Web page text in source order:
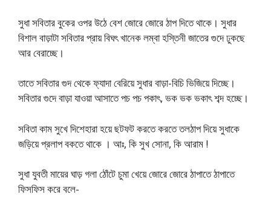
সুধা সবিতার বুকের ওপর উঠে বেশ জোরে জোরে ঠাপ দিতে থাকে। সুধার
বিশাল বাড়াটা সবিতার প্রায় বিঘৎ খানেক লম্বা হস্তিনী জাতের গুদে ঢুকছে
আর বেরাচ্ছে।
তাতে সবিতার গুদ থেকে ফ্যাদা বেরিয়ে সুধার বাড়া-বিচি ভিজিয়ে দিচ্ছে।
সবিতার গুদে বাড়া যাওয়া আসাতে পচ পচ পকাৎ, ভক ভক ভকাৎ শব্দ হচ্ছে।
সবিতা কাম সুখে দিশেহারা হয়ে ছটফট করতে করতে তলঠাপ দিয়ে সুধাকে
জড়িয়ে প্রলাপ বকতে থাকে । আঃ, কি সুখ সোনা, কি আরাম !
সুধা যুবতী মায়ের ঘাড় গলা ঠোঁটে চুমা খেয়ে জোরে জোরে ঠাপাতে ঠাপাতে
ফিসফিস করে বলে-